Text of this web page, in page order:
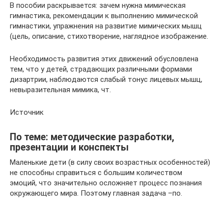
В пособии раскрывается: зачем нужна мимическая
гимнастика, рекомендации к выполнению мимической
гимнастики, упражнения на развитие мимических мышц
(цель, описание, стихотворение, наглядное изображение.
Необходимость развития этих движений обусловлена
тем, что у детей, страдающих различными формами
дизартрии, наблюдаются слабый тонус лицевых мышц,
невыразительная мимика, чт.
Источник
По теме: методические разработки,
презентации и конспекты
Маленькие дети (в силу своих возрастных особенностей)
не способны справиться с большим количеством
эмоций, что значительно осложняет процесс познания
окружающего мира. Поэтому главная задача –по.